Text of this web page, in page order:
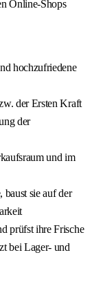
Online-Shops
hochzufriedene
der Ersten Kraft
der
und im
sie auf der
prüfst ihre Frische
bei Lager- und